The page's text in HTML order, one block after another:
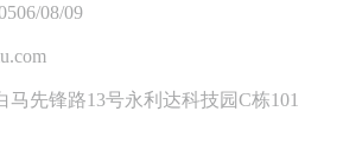
08/09
先锋路13号永利达科技园C栋101